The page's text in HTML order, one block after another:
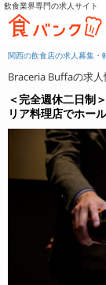
飲食業界専門の求人サイト
関西の飲食店の求人募集・
Braceria Buffaの求人
＜完全週休二日制
リア料理店でホー